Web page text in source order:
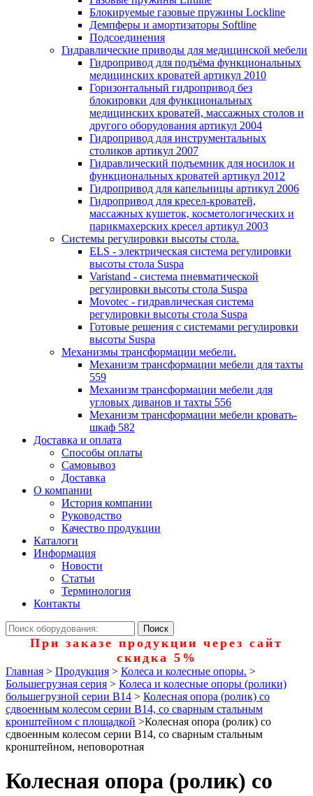
Блокируемые газовые пружины Lockline
Демпферы и амортизаторы Softline
Подсоединения
Гидравлические приводы для медицинской мебели
Гидропривод для подъёма функциональных
медицинских кроватей артикул 2010
Горизонтальный гидропривод без
блокировки для функциональных
медицинских кроватей, массажных столов и
другого оборудования артикул 2004
Гидропривод для инструментальных
столиков артикул 2007
Гидравлический подъемник для носилок и
функциональных кроватей артикул 2012
Гидропривод для капельницы артикул 2006
Гидропривод для кресел-кроватей,
массажных кушеток, косметологических и
парикмахерских кресел артикул 2003
Системы регулировки высоты стола.
ELS - электрическая система регулировки
высоты стола Suspa
Varistand - система пневматической
регулировки высоты стола Suspa
Movotec - гидравлическая система
регулировки высоты стола Suspa
Готовые решения с системами регулировки
высоты Suspa
Механизмы трансформации мебели.
Механизм трансформации мебели для тахты
559
Механизм трансформации мебели для
угловых диванов и тахты 556
Механизм трансформации мебели кровать-
шкаф 582
Доставка и оплата
Способы оплаты
Самовывоз
Доставка
О компании
История компании
Руководство
Качество продукции
Каталоги
Информация
Новости
Статьи
Терминология
Контакты
При заказе продукции через сайт
скидка 5%
Главная > Продукция > Колеса и колесные опоры. >
Большегрузная серия > Колеса и колесные опоры (ролики)
большегрузной серии В14 > Колесная опора (ролик) со
сдвоенным колесом серии В14, со сварным стальным
кронштейном с площадкой >Колесная опора (ролик) со
сдвоенным колесом серии В14, со сварным стальным
кронштейном, неповоротная
Колесная опора (ролик) со